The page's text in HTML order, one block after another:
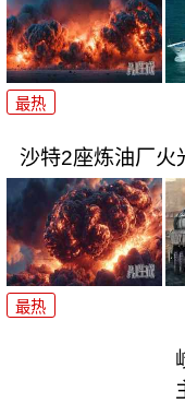
最热
沙特2座炼油厂火
最热